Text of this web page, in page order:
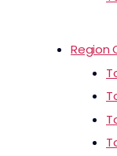
Region